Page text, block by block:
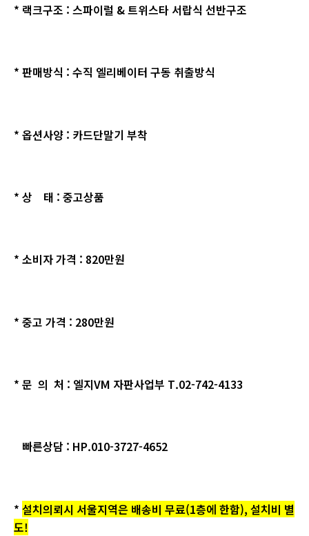
* 랙크구조 : 스파이럴 & 트위스타 서랍식 선반구조
* 판매방식 : 수직 엘리베이터 구동 취출방식
* 옵션사양 : 카드단말기 부착
* 상 태 : 중고상품
* 소비자 가격 : 820만원
* 중고 가격 : 280만원
* 문 의 처 : 엘지VM 자판사업부 T.02-742-4133
빠른상담 : HP.010-3727-4652
* 설치의뢰시 서울지역은 배송비 무료(1층에 한함), 설치비 별
도!